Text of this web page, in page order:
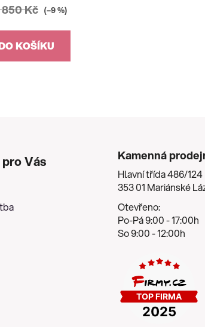
Kč (–9 %)
KOŠÍKU
Vás Kamenná
Hlavní třída 486/124
353 01 Mariánské
Otevřeno:
Po-Pá 9:00 - 17:00h
So 9:00 - 12:00h